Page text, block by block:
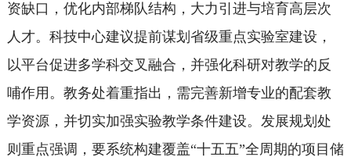
资缺口，优化内部梯队结构，大力引进与培育高层次
人才。科技中心建议提前谋划省级重点实验室建设，
以平台促进多学科交叉融合，并强化科研对教学的反
哺作用。教务处着重指出，需完善新增专业的配套教
学资源，并切实加强实验教学条件建设。发展规划处
则重点强调，要系统构建覆盖“十五五”全周期的项目储